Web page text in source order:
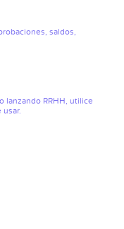
saldos,
lanzando RRHH, utilice